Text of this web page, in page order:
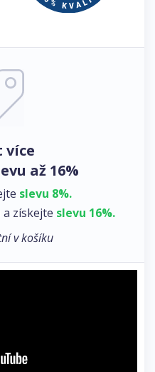
více
až 16%
slevu 8%.
a získejte slevu 16%.
v košíku